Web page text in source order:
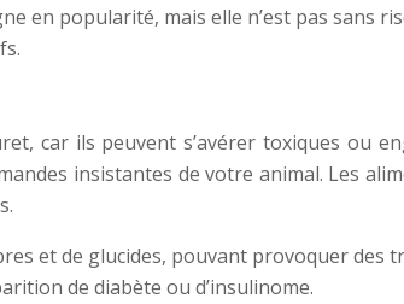
en popularité, mais elle n’est pas sans
car ils peuvent s’avérer toxiques ou
insistantes de votre animal. Les
et de glucides, pouvant provoquer des
de diabète ou d’insulinome.